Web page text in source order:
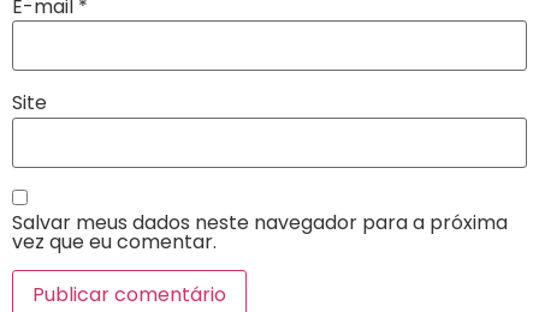
E-mail *
Site
Salvar meus dados neste navegador para a próxima
vez que eu comentar.